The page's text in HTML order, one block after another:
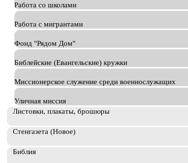
Работа со школами
Работа с мигрантами
Фонд "Рядом Дом"
Библейские (Евангельские) кружки
Миссионерское служение среди военнослужащих
Уличная миссия
Листовки, плакаты, брошюры
Стенгазета (Новое)
Библия